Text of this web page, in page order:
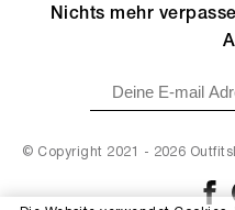
© Copyright 2021 - 2026
Nichts mehr